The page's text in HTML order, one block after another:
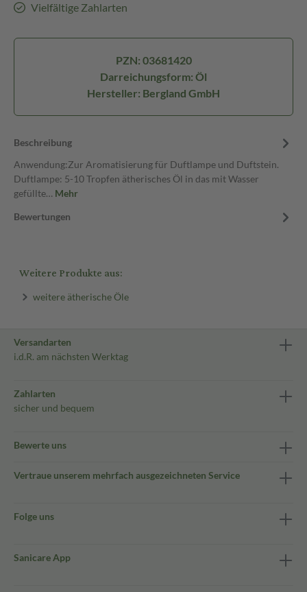
Vielfältige Zahlarten
PZN: 03681420
Darreichungsform: Öl
Hersteller: Bergland GmbH
Beschreibung
Anwendung:Zur Aromatisierung für Duftlampe und Duftstein.
Duftlampe: 5-10 Tropfen ätherisches Öl in das mit Wasser
gefüllte… Mehr
Bewertungen
Weitere Produkte aus:
weitere ätherische Öle
Versandarten
i.d.R. am nächsten Werktag
Zahlarten
sicher und bequem
Bewerte uns
Vertraue unserem mehrfach ausgezeichneten Service
Folge uns
Sanicare App